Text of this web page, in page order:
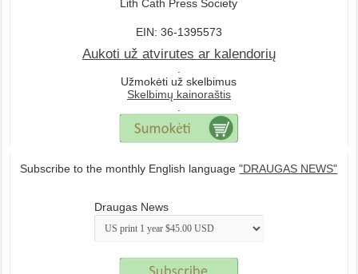
Lith Cath Press Society
EIN: 36-1395573
Aukoti už atvirutes ar kalendorių
.
Užmokėti už skelbimus
Skelbimų kainoraštis
.
Subscribe to the monthly English language"DRAUGAS NEWS"
Draugas News